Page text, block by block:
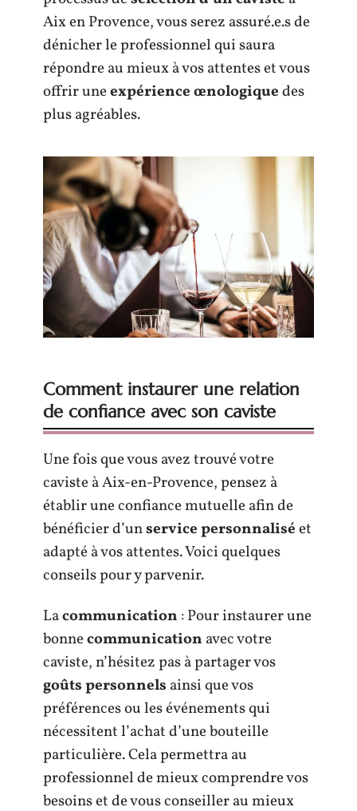
Aix en Provence, vous serez assuré.e.s de
dénicher le professionnel qui saura
répondre au mieux à vos attentes et vous
offrir uneexpérience œnologiquedes
plus agréables.
Comment instaurer une relation
de confiance avec son caviste
Une fois que vous avez trouvé votre
caviste à Aix-en-Provence, pensez à
établir une confiance mutuelle afin de
bénéficier d’unservice personnaliséet
adapté à vos attentes. Voici quelques
conseils pour y parvenir.
Lacommunication : Pour instaurer une
bonnecommunication avec votre
caviste, n’hésitez pas à partager vos
goûts personnels ainsi que vos
préférences ou les événements qui
nécessitent l’achat d’une bouteille
particulière. Cela permettra au
professionnel de mieux comprendre vos
besoins et de vous conseiller au mieux